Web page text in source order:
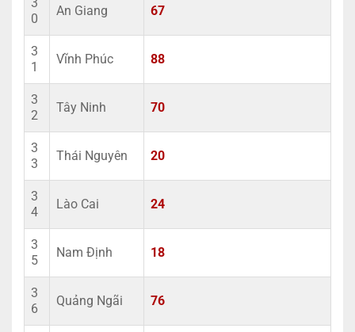
0
An Giang 67
3
1
Vĩnh Phúc 88
3
2
Tây Ninh 70
3
3
Thái Nguyên 20
3
4
Lào Cai 24
3
5
Nam Định 18
3
6
Quảng Ngãi 76